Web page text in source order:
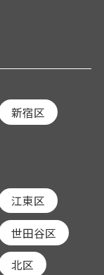
新宿区
江東区
世田谷区
北区